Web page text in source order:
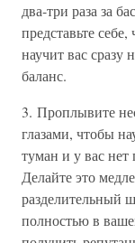
два-три раза за
представьте
научит вас сразу
баланс.
3. Проплывите
глазами, чтобы
туман и у вас
Делайте это
разделительный
полностью в